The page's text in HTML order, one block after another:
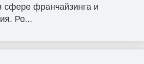
сфере франчайзинга и
Ро...